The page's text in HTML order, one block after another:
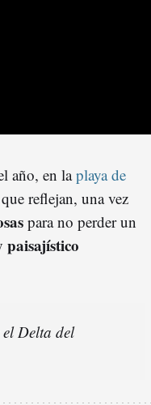
año, en laplaya de
reflejan, una vez
para no perder un
Delta del